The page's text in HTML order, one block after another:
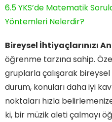
6.5YKS’de Matematik
Yöntemleri Nelerdir?
Bireysel İhtiyaçlarınızı
öğrenme tarzına sahip.
gruplarla çalışarak
durum, konuları daha iyi
noktaları hızla
ki, bir müzik aleti çalmayı